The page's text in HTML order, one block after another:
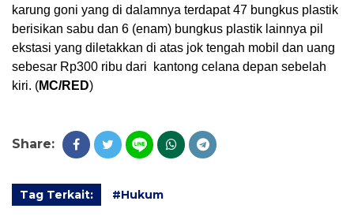
karung goni yang di dalamnya terdapat 47 bungkus plastik
berisikan sabu dan 6 (enam) bungkus plastik lainnya pil
ekstasi yang diletakkan di atas jok tengah mobil dan uang
sebesar Rp300 ribu dari  kantong celana depan sebelah
kiri. (MC/RED)
Share:
Tag Terkait: #Hukum